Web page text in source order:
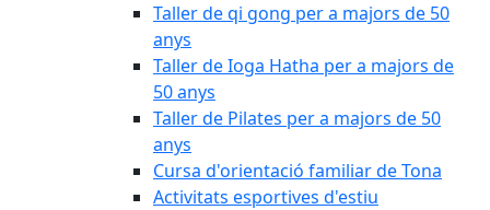
Taller de qi gong per a majors de 50
anys
Taller de Ioga Hatha per a majors de
50 anys
Taller de Pilates per a majors de 50
anys
Cursa d'orientació familiar de Tona
Activitats esportives d'estiu